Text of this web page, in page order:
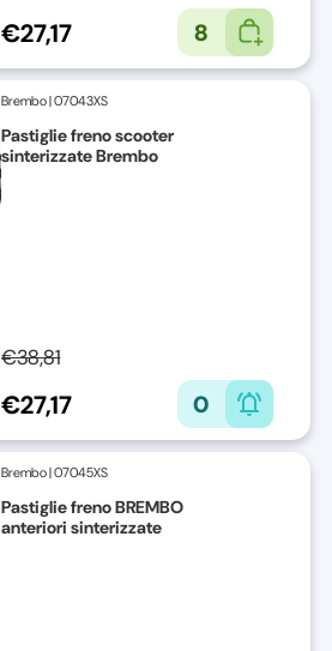
€27,17 8
Brembo|07043XS
Pastiglie freno scooter
sinterizzate Brembo
€38,81
€27,17 0
Brembo|07045XS
Pastiglie freno BREMBO
anteriori sinterizzate